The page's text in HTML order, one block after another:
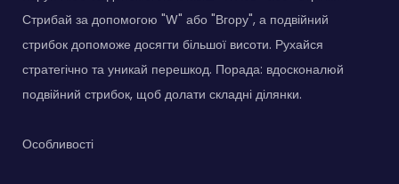
Стрибай за допомогою "W" або "Вгору", а подвійний
стрибок допоможе досягти більшої висоти. Рухайся
стратегічно та уникай перешкод. Порада: вдосконалюй
подвійний стрибок, щоб долати складні ділянки.
Особливості